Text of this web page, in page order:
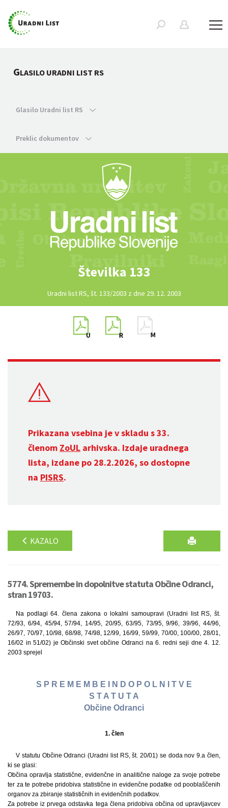
GLASILO URADNI LIST RS
Glasilo Uradni list RS
Preklic dokumentov
Številka 133
Uradni list RS, št. 133/2003 z dne 29. 12. 2003
Prikazana vsebina je v skladu s 33.
členom ZoUL arhivska. Izdaje uradnega
lista, izdane po 28.2.2026, so dostopne
na PISRS.
KAZALO
5774. Spremembe in dopolnitve statuta Občine Odranci,
stran 19703.
Na podlagi 64. člena zakona o lokalni samoupravi (Uradni list RS, št.
72/93, 6/94, 45/94, 57/94, 14/95, 20/95, 63/95, 73/95, 9/96, 39/96, 44/96,
26/97, 70/97, 10/98, 68/98, 74/98, 12/99, 16/99, 59/99, 70/00, 100/00, 28/01,
16/02 in 51/02) je Občinski svet občine Odranci na 6. redni seji dne 4. 12.
2003 sprejel
S P R E M E M B E I N D O P O L N I T V E
S T A T U T A
Občine Odranci
1. člen
V statutu Občine Odranci (Uradni list RS, št. 20/01) se doda nov 9.a člen,
ki se glasi:
Občina opravlja statistične, evidenčne in analitične naloge za svoje potrebe
ter za te potrebe pridobiva statistične in evidenčne podatke od pooblaščenih
organov za zbiranje statističnih in evidenčnih podatkov.
Za potrebe iz prvega odstavka tega člena pridobiva občina od upravljavcev